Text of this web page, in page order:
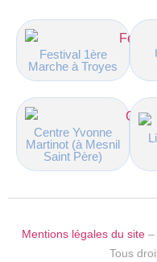
Festival 1ère
Marche à Troyes
Centre Yvonne
Martinot (à Mesnil
Saint Père)
Mentions légales du site–
Tous